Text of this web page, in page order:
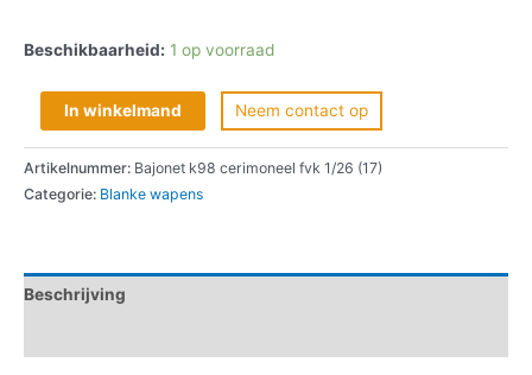
Beschikbaarheid: 1 op voorraad
In winkelmand Neem contact op
Artikelnummer: Bajonet k98 cerimoneel fvk 1/26 (17)
Categorie: Blanke wapens
Beschrijving